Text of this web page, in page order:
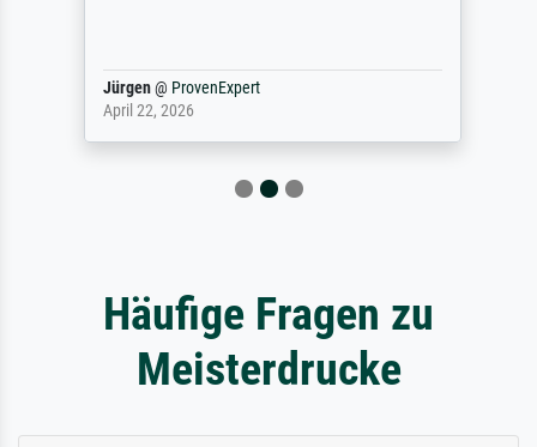
Jürgen@ ProvenExpert
April 22, 2026
Häufige Fragen zu
Meisterdrucke